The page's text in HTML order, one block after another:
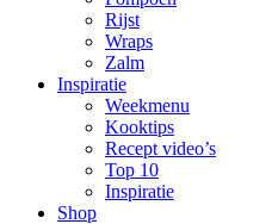
Rijst
Wraps
Zalm
Inspiratie
Weekmenu
Kooktips
Recept video’s
Top 10
Inspiratie
Shop